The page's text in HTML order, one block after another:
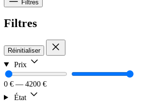
Filtres
Filtres
Réinitialiser
Prix
0 € — 4200 €
État